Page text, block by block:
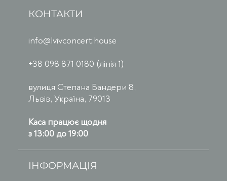
КОНТАКТИ
info@lvivconcert.house
+38 098 871 0180 (лінія 1)
вулиця Степана Бандери 8,
Львів, Україна, 79013
Каса працює щодня
з 13:00 до 19:00
ІНФОРМАЦІЯ